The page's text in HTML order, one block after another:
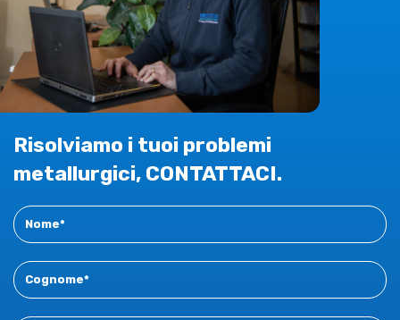
Risolviamo i tuoi problemi
metallurgici, CONTATTACI.
Contact
New